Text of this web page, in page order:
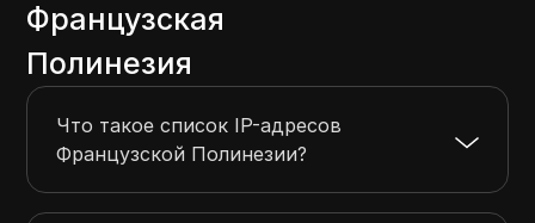
Французская
Полинезия
Что такое список IP-адресов
Французской Полинезии?